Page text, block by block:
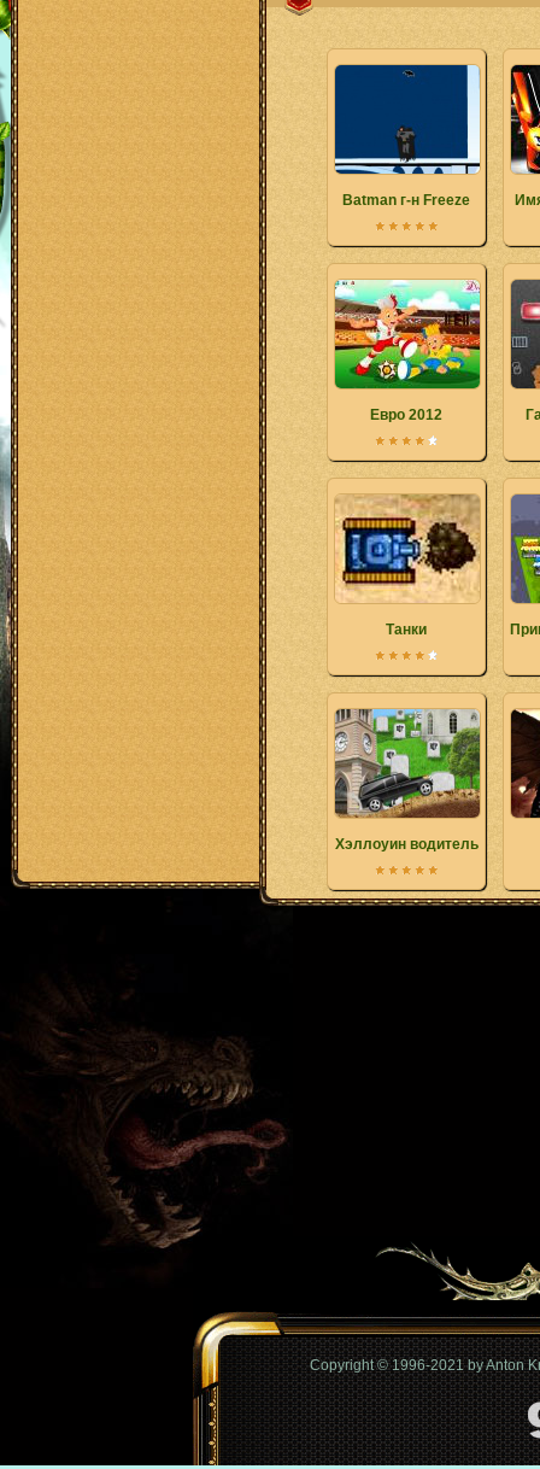
Batman г-н Freeze
Евро 2012
Танки
Хэллоуин водитель
Copyright © 1996-2021 by Anton